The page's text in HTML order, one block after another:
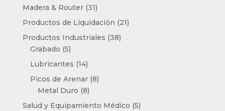
Madera & Router 3131
productos
Productos de Liquidación 2121
Productos Industriales 3838
Grabado 55
productos
Lubricantes 1414
productos
Picos de Arenar 88
Metal Duro 88
productos
Salud y Equipamiento Médico 55